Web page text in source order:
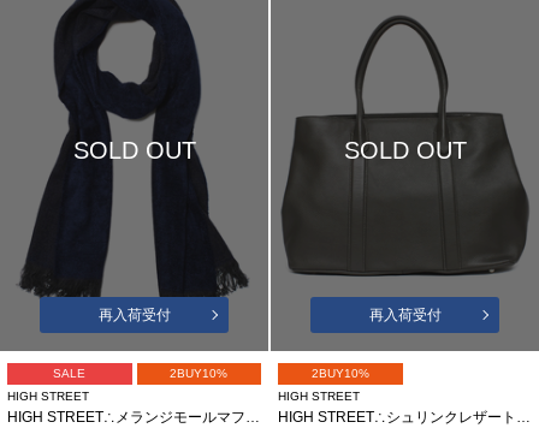
SOLD OUT
再入荷受付
SALE
2BUY10%
HIGH STREET
HIGH STREET∴メランジモールマフラー
SOLD OUT
再入荷受付
2BUY10%
HIGH STREET
HIGH STREET∴シュリンクレザートートバッグ